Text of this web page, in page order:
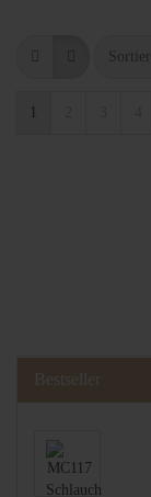
2 4
Bestseller